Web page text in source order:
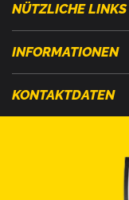
NÜTZLICHE LINKS
INFORMATIONEN
KONTAKTDATEN